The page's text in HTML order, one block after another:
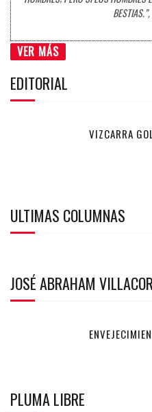
VER MÁS
EDITORIAL
VIZCARRA
ULTIMAS COLUMNAS
JOSÉ ABRAHAM
PLUMA LIBRE